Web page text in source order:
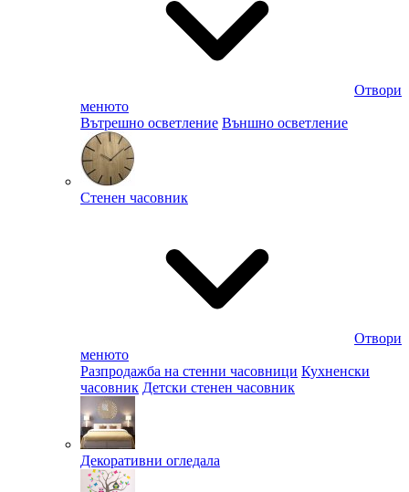
Отвори
менюто
Вътрешно осветление Външно осветление
Стенен часовник
Отвори
менюто
Разпродажба на стенни часовници Кухненски
часовник Детски стенен часовник
Декоративни огледала